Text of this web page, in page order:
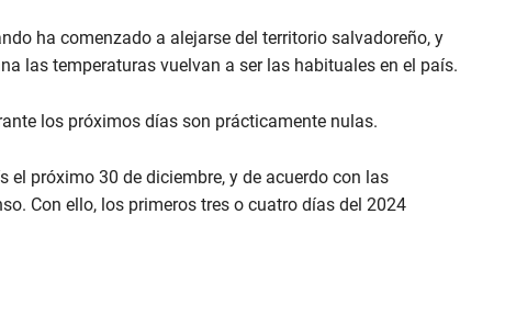
ha comenzado a alejarse del territorio salvadoreño, y
las temperaturas vuelvan a ser las habituales en el país.
los próximos días son prácticamente nulas.
próximo 30 de diciembre, y de acuerdo con las
Con ello, los primeros tres o cuatro días del 2024